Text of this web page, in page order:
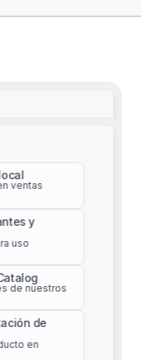
ventas
y
uso
de nuestros
de
en
para su
ventas
y
uso
de nuestros
de
en